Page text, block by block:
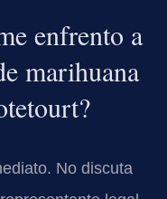
enfrento a
marihuana
No discuta